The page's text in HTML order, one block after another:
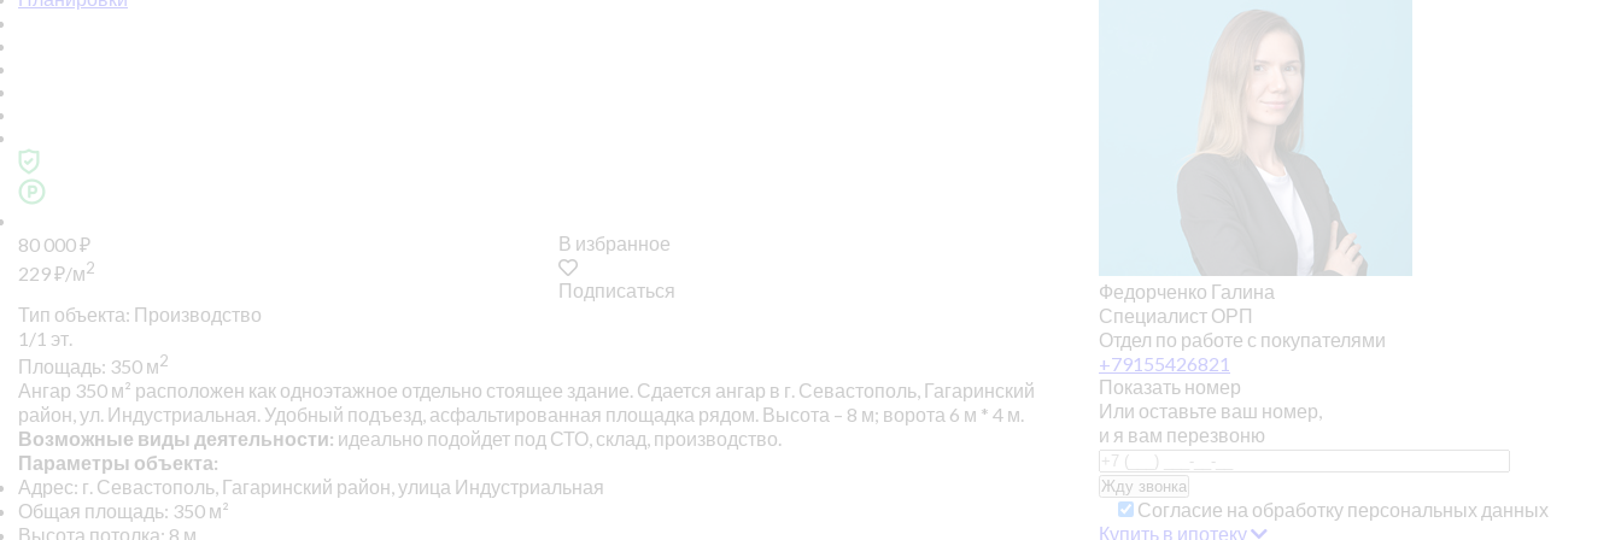
80 000₽
229₽/м2
В избранное
Подписаться
Тип объекта: Производство
1/1 эт.
Площадь: 350 м2
Ангар 350 м² расположен как одноэтажное отдельно стоящее здание. Сдается ангар в г. Севастополь, Гагаринский
район, ул. Индустриальная. Удобный подъезд, асфальтированная площадка рядом. Высота – 8 м; ворота 6 м * 4 м.
Возможные виды деятельности: идеально подойдет под СТО, склад, производство.
Параметры объекта:
Адрес: г. Севастополь, Гагаринский район, улица Индустриальная
Общая площадь: 350 м²
Высота потолка: 8 м
Федорченко Галина
Специалист ОРП
Отдел по работе с покупателями
+79155426821
Показать номер
Или оставьте ваш номер,
и я вам перезвоню
Согласие на обработку персональных данных
Купить в ипотеку